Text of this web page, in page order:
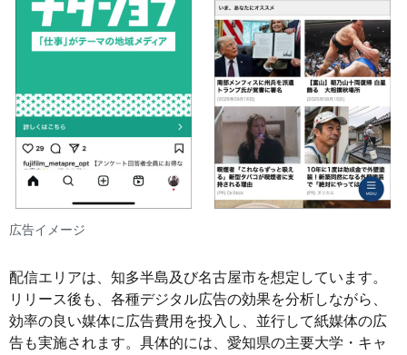
広告イメージ
配信エリアは、知多半島及び名古屋市を想定しています。
リリース後も、各種デジタル広告の効果を分析しながら、
効率の良い媒体に広告費用を投入し、並行して紙媒体の広
告も実施されます。具体的には、愛知県の主要大学・キャ